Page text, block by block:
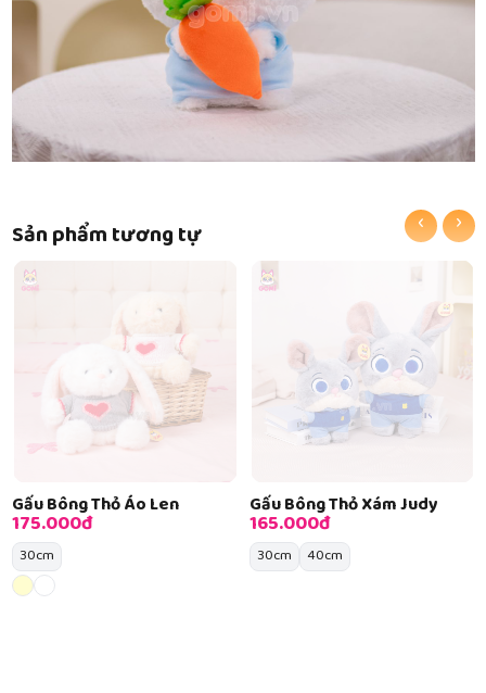
Sản phẩm tương tự
Gấu Bông Thỏ Áo Len
175.000đ
30cm
Gấu Bông Thỏ Xám Judy
165.000đ
30cm 40cm
‹ ›